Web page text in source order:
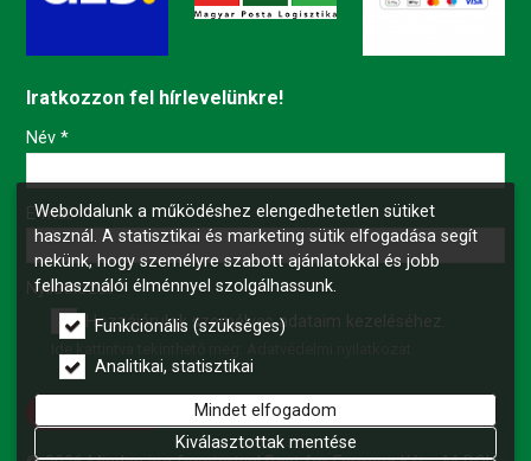
Iratkozzon fel hírlevelünkre!
-
-
-
Név *
E-mail*
Nyilatkozat*
Hozzájárulok személyes adataim kezeléséhez.
Weboldalunk a működéshez elengedhetetlen sütiket
használ. A statisztikai és marketing sütik elfogadása segít
nekünk, hogy személyre szabott ajánlatokkal és jobb
felhasználói élménnyel szolgálhassunk.
Funkcionális (szükséges)
Analitikai, statisztikai
Mindet elfogadom
Kiválasztottak mentése